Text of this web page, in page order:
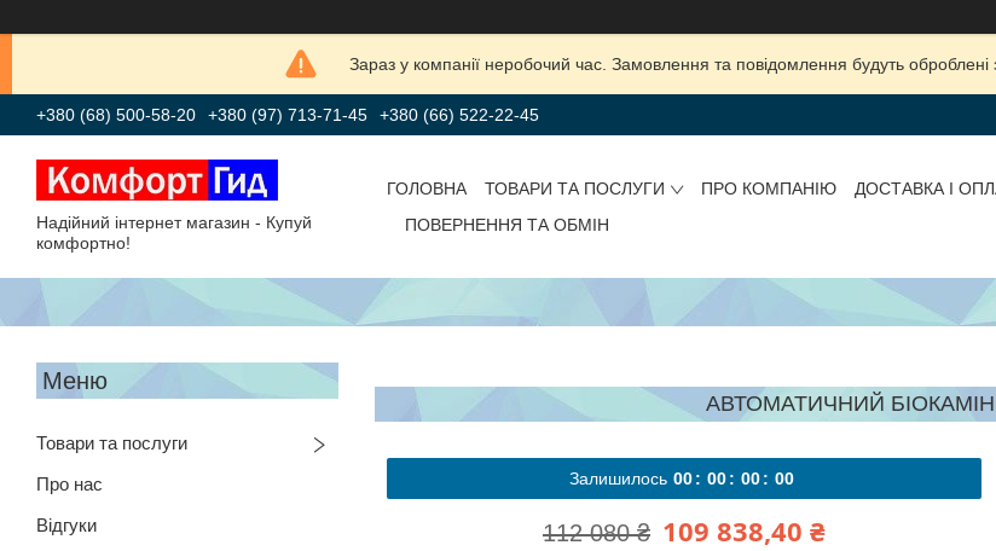
Зараз у компанії неробочий час. Замовлення та повідомлення будуть оброблені
+380 (68) 500-58-20 +380 (97) 713-71-45 +380 (66) 522-22-45
Надійний інтернет магазин - Купуй
комфортно!
ГОЛОВНА ТОВАРИ ТА ПОСЛУГИ ПРО КОМПАНІЮ ДОСТАВКА І
ПОВЕРНЕННЯ ТА ОБМІН
Товари та послуги
Про нас
Відгуки
АВТОМАТИЧНИЙ БІОКАМІН
Залишилось 00 00 00 00
112 080 ₴ 109 838,40 ₴